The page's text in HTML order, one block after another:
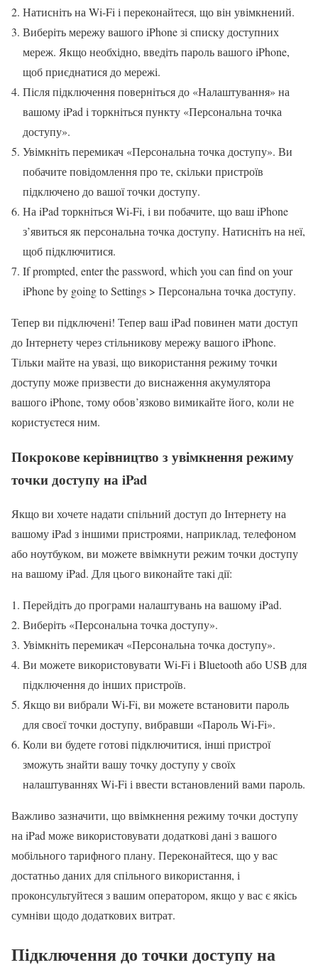
Натисніть на Wi-Fi і переконайтеся, що він увімкнений.
Виберіть мережу вашого iPhone зі списку доступних
мереж. Якщо необхідно, введіть пароль вашого iPhone,
щоб приєднатися до мережі.
Після підключення поверніться до «Налаштування» на
вашому iPad і торкніться пункту «Персональна точка
доступу».
Увімкніть перемикач «Персональна точка доступу». Ви
побачите повідомлення про те, скільки пристроїв
підключено до вашої точки доступу.
На iPad торкніться Wi-Fi, і ви побачите, що ваш iPhone
з’явиться як персональна точка доступу. Натисніть на неї,
щоб підключитися.
If prompted, enter the password, which you can find on your
iPhone by going to Settings > Персональна точка доступу.
Тепер ви підключені! Тепер ваш iPad повинен мати доступ
до Інтернету через стільникову мережу вашого iPhone.
Тільки майте на увазі, що використання режиму точки
доступу може призвести до виснаження акумулятора
вашого iPhone, тому обов’язково вимикайте його, коли не
користуєтеся ним.
Покрокове керівництво з увімкнення режиму
точки доступу на iPad
Якщо ви хочете надати спільний доступ до Інтернету на
вашому iPad з іншими пристроями, наприклад, телефоном
або ноутбуком, ви можете ввімкнути режим точки доступу
на вашому iPad. Для цього виконайте такі дії:
Перейдіть до програми налаштувань на вашому iPad.
Виберіть «Персональна точка доступу».
Увімкніть перемикач «Персональна точка доступу».
Ви можете використовувати Wi-Fi і Bluetooth або USB для
підключення до інших пристроїв.
Якщо ви вибрали Wi-Fi, ви можете встановити пароль
для своєї точки доступу, вибравши «Пароль Wi-Fi».
Коли ви будете готові підключитися, інші пристрої
зможуть знайти вашу точку доступу у своїх
налаштуваннях Wi-Fi і ввести встановлений вами пароль.
Важливо зазначити, що ввімкнення режиму точки доступу
на iPad може використовувати додаткові дані з вашого
мобільного тарифного плану. Переконайтеся, що у вас
достатньо даних для спільного використання, і
проконсультуйтеся з вашим оператором, якщо у вас є якісь
сумніви щодо додаткових витрат.
Підключення до точки доступу на